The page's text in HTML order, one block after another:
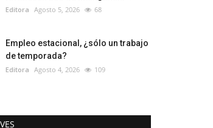
Editora Agosto 5, 2026 68
Empleo estacional, ¿sólo un trabajo
de temporada?
Editora Agosto 4, 2026 109